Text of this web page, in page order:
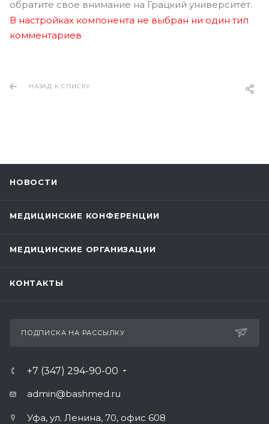
обратите свое внимание на Грацкий университет.
В настройках компонента не выбран ни один тип
комментариев
НАЗАД К СПИСКУ
НОВОСТИ
МЕДИЦИНСКИЕ КОНФЕРЕНЦИИ
МЕДИЦИНСКИЕ ОРГАНИЗАЦИИ
КОНТАКТЫ
ПОДПИСКА НА РАССЫЛКУ
+7 (347) 294-90-00
admin@bashmed.ru
Уфа, ул. Ленина, 70, офис 608